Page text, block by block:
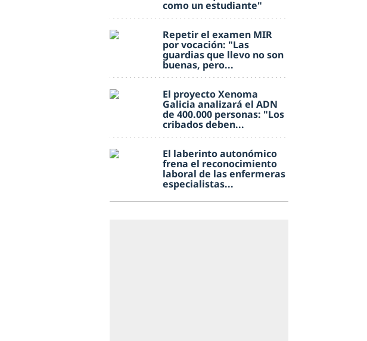
como un estudiante"
Repetir el examen MIR
por vocación: "Las
guardias que llevo no son
buenas, pero...
El proyecto Xenoma
Galicia analizará el ADN
de 400.000 personas: "Los
cribados deben...
El laberinto autonómico
frena el reconocimiento
laboral de las enfermeras
especialistas...